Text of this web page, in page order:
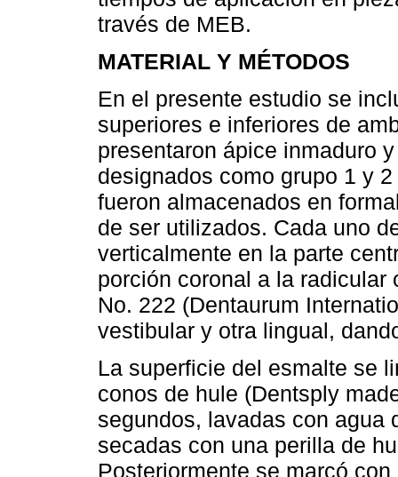
través de MEB.
MATERIAL Y MÉTODOS
En el presente estudio se
superiores e inferiores de
presentaron ápice inmaduro
designados como grupo 1 y
fueron almacenados en
de ser utilizados. Cada uno
verticalmente en la parte
porción coronal a la
No. 222 (Dentaurum
vestibular y otra lingual,
La superficie del esmalte se
conos de hule (Dentsply
segundos, lavadas con agua
secadas con una perilla de
Posteriormente se marcó